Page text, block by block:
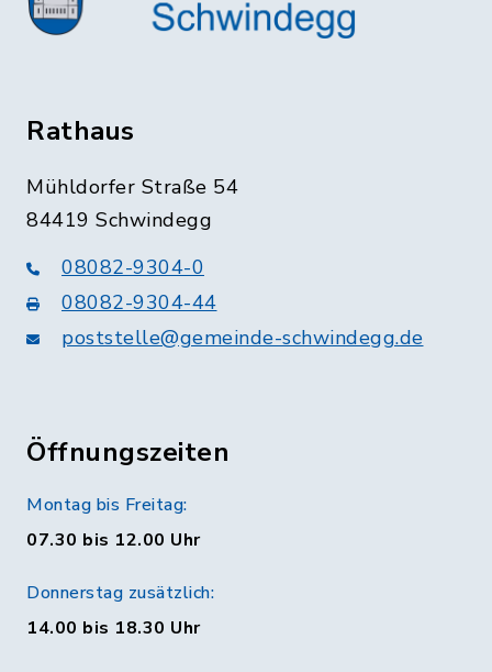
Rathaus
Mühldorfer Straße 54
84419 Schwindegg
08082-9304-0
08082-9304-44
poststelle@gemeinde-schwindegg.de
Öffnungszeiten
Montag bis Freitag:
07.30 bis 12.00 Uhr
Donnerstag zusätzlich:
14.00 bis 18.30 Uhr